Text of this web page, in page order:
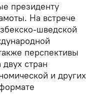
президенту
На встрече
шведской
перспективы
стран
и других